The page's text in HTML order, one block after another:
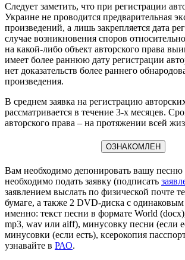
Следует заметить, что при регистрации
Украине не проводится предварительная
произведений, а лишь закрепляется дата
случае возникновения споров
на какой-либо объект авторского права
имеет более раннюю дату регистрации
нет доказательств более раннего
произведения.
В среднем заявка на регистрацию
рассматривается в течение 3-х месяцев.
авторского права – на протяжении всей
ОЗНАКОМЛЕН
Вам необходимо депонировать вашу песню
необходимо подать заявку (подписать
заявлением выслать по физической почте
бумаге, а также 2 DVD-диска с
именно: текст песни в формате World
mp3, wav или aiff), минусовку песни (если
минусовки (если есть), ксерокопия
узнавайте в РАО.